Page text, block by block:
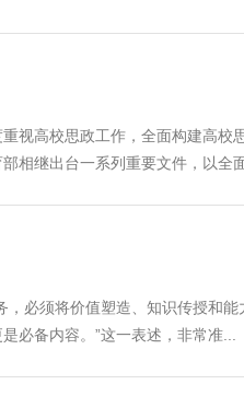
视高校思政工作，全面构建
相继出台一系列重要文件，以全面
，必须将价值塑造、知识传授
必备内容。”这一表述，非常准...